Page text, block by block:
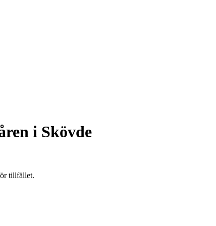
i Skövde
tillfället.